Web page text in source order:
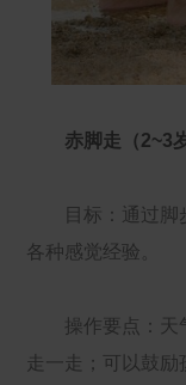
赤脚走（2~3
目标：通过
各种感觉经验。
操作要点：天
走一走；可以鼓励